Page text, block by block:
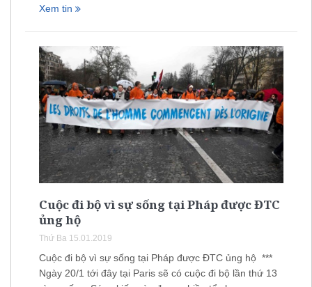
Xem tin
Cuộc đi bộ vì sự sống tại Pháp được ĐTC
ủng hộ
Thứ Ba 15.01.2019
Cuộc đi bộ vì sự sống tại Pháp được ĐTC ủng hộ ***
Ngày 20/1 tới đây tại Paris sẽ có cuộc đi bộ lần thứ 13